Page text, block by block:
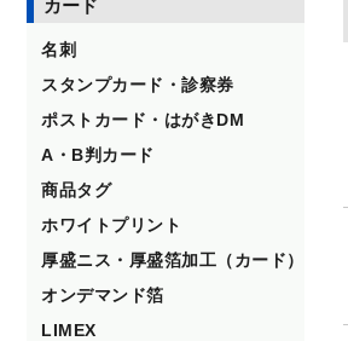
カード
名刺
スタンプカード・診察券
ポストカード・はがきDM
A・B判カード
商品タグ
ホワイトプリント
厚盛ニス・厚盛箔加工（カード）
オンデマンド箔
LIMEX